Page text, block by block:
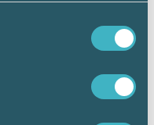
ut till 6 857
i SMÅA är en
den.
2025 ändras